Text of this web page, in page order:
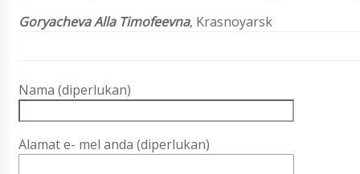
Goryacheva Alla Timofeevna, Krasnoyarsk
Nama (diperlukan)
Alamat e- mel anda (diperlukan)